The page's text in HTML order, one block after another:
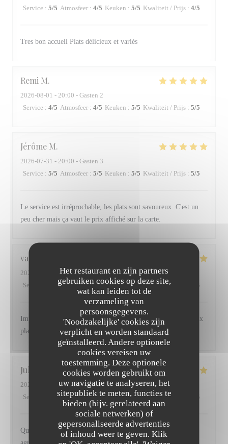
Het restaurant en zijn partners
gebruiken cookies op deze site,
wat kan leiden tot de
verzameling van
persoonsgegevens.
'Noodzakelijke' cookies zijn
verplicht en worden standaard
geïnstalleerd. Andere optionele
cookies vereisen uw
toestemming. Deze optionele
cookies worden gebruikt om
uw navigatie te analyseren, het
sitepubliek te meten, functies te
bieden (bijv. gerelateerd aan
sociale netwerken) of
gepersonaliseerde advertenties
of inhoud weer te geven. Klik
Service : 5/5 Atmosfeer : 4/5 Keuken : 5/5 Kwaliteit / Prijs : 4/5
Tres bon accueil Plats délicieux et variés
Remi M
2026-08-01 - 20:00 - Gasten 2
Service : 4/5 Atmosfeer : 4/5 Keuken : 5/5 Kwaliteit / Prijs : 5/5
Jérôme M
2026-07-31 - 20:00 - Gasten 3
Service : 5/5 Atmosfeer : 5/5 Keuken : 5/5 Kwaliteit / Prijs : 5/5
Le service est irréprochable, les plats sont savoureux. C'est un
peu cher mais ça vaut le prix affiché sur la carte.
valerie
2026-07-30
- 13:00 - Gasten 3
Service
Atmosfeer: 5/5 Keuken : 4 /5 Kwaliteit / Prijs /5
Impeccable comme d habitude ! Que du plaisir de l apéritif aux
plats
Julie
2026-07-29
- 20:00 - Gasten 2
Service
/5 Atmosfeer: 5/5 Keuken: 5/5 Kwaliteit / Prijs /5
Qualité des produits, cuisine pleine de saveur et un service